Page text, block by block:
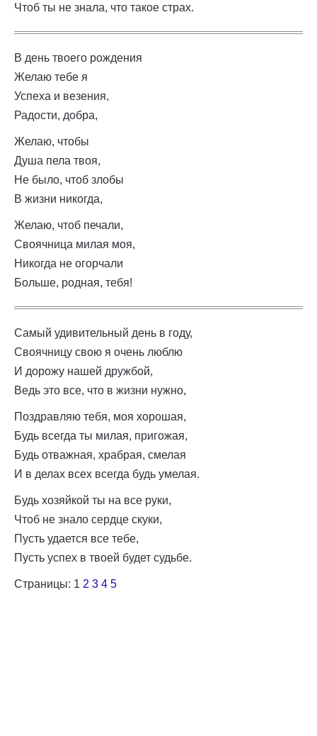
Чтоб ты не знала, что такое страх.
В день твоего рождения
Желаю тебе я
Успеха и везения,
Радости, добра,
Желаю, чтобы
Душа пела твоя,
Не было, чтоб злобы
В жизни никогда,
Желаю, чтоб печали,
Своячница милая моя,
Никогда не огорчали
Больше, родная, тебя!
Самый удивительный день в году,
Своячницу свою я очень люблю
И дорожу нашей дружбой,
Ведь это все, что в жизни нужно,
Поздравляю тебя, моя хорошая,
Будь всегда ты милая, пригожая,
Будь отважная, храбрая, смелая
И в делах всех всегда будь умелая.
Будь хозяйкой ты на все руки,
Чтоб не знало сердце скуки,
Пусть удается все тебе,
Пусть успех в твоей будет судьбе.
Страницы: 1 2 3 4 5